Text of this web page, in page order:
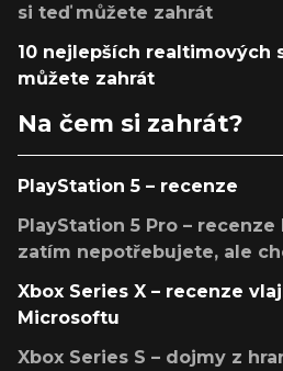
si teď můžete zahrát
10 nejlepších realtimových
můžete zahrát
Na čem si zahrát?
PlayStation 5 – recenze
PlayStation 5 Pro –
zatím nepotřebujete, ale
Xbox Series X – recenze
Microsoftu
Xbox Series S – dojmy z